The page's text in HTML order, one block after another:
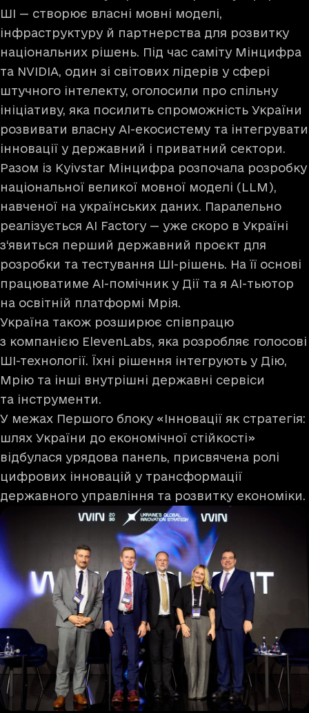
ШІ — створює власні мовні моделі,
інфраструктуру й партнерства для розвитку
національних рішень. Під час саміту Мінцифра
та NVIDIA, один зі світових лідерів у сфері
штучного інтелекту, оголосили про спільну
ініціативу, яка посилить спроможність України
розвивати власну AI-екосистему та інтегрувати
інновації у державний і приватний сектори.
Разом із Kyivstar Мінцифра розпочала розробку
національної великої мовної моделі (LLM),
навченої на українських даних. Паралельно
реалізується AI Factory — уже скоро в Україні
з‘явиться перший державний проєкт для
розробки та тестування ШІ-рішень. На її основі
працюватиме AI-помічник у Дії та я AI-тьютор
на освітній платформі Мрія.
Україна також розширює співпрацю
з компанією ElevenLabs, яка розробляє голосові
ШІ-технології. Їхні рішення інтегрують у Дію,
Мрію та інші внутрішні державні сервіси
та інструменти.
У межах Першого блоку «Інновації як стратегія:
шлях України до економічної стійкості»
відбулася урядова панель, присвячена ролі
цифрових інновацій у трансформації
державного управління та розвитку економіки.